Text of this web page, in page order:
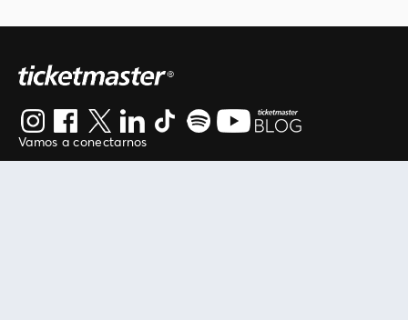
Vamos a conectarnos